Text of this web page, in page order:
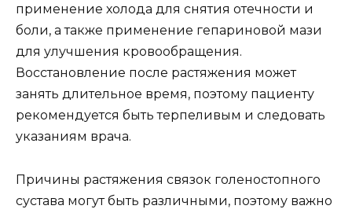
применение холода для снятия отечности и
боли, а также применение гепариновой мази
для улучшения кровообращения.
Восстановление после растяжения может
занять длительное время, поэтому пациенту
рекомендуется быть терпеливым и следовать
указаниям врача.
Причины растяжения связок голеностопного
сустава могут быть различными, поэтому важно